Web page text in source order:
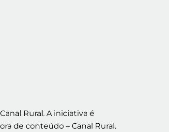
Rural. A iniciativa é
de conteúdo – Canal Rural.